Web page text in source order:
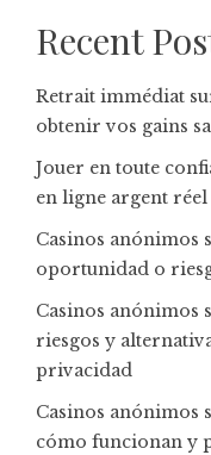
Recent
Retrait immédiat
obtenir vos gains
Jouer en toute
en ligne argent réel
Casinos anónimos
oportunidad o
Casinos anónimos
riesgos y
privacidad
Casinos anónimos
cómo funcionan y